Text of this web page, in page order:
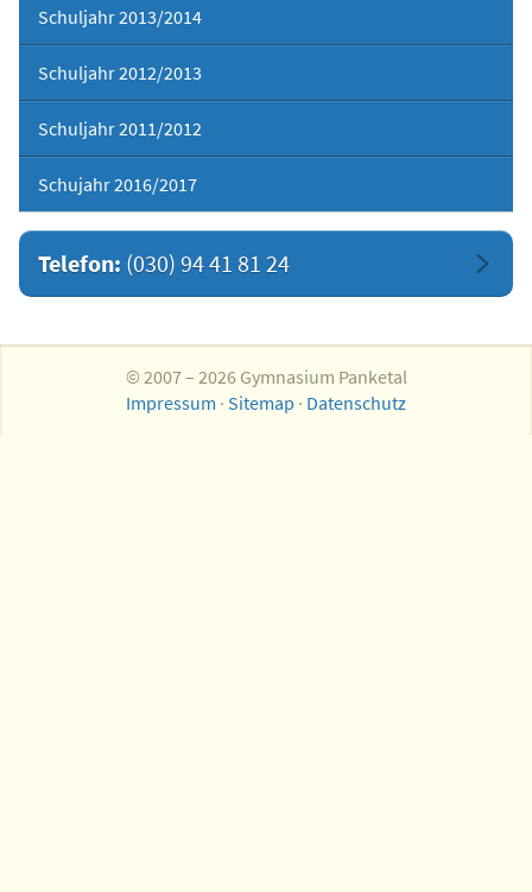
Schuljahr 2013/2014
Schuljahr 2012/2013
Schuljahr 2011/2012
Schujahr 2016/2017
Telefon: (030) 94 41 81 24
© 2007 – 2026 Gymnasium Panketal
Impressum · Sitemap · Datenschutz